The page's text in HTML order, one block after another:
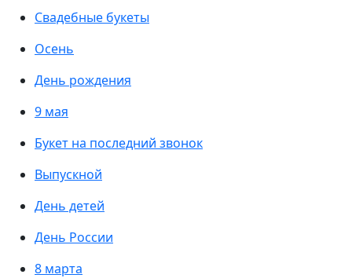
Свадебные букеты
Осень
День рождения
9 мая
Букет на последний звонок
Выпускной
День детей
День России
8 марта